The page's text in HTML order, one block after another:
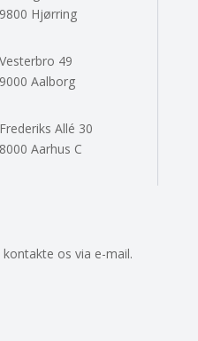
9800 Hjørring
Vesterbro 49
9000 Aalborg
Frederiks Allé 30
8000 Aarhus C
os via e-mail.